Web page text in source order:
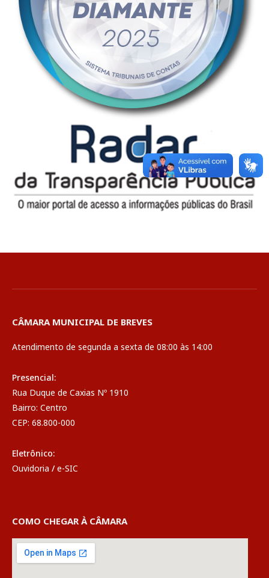
CÂMARA MUNICIPAL DE BREVES
Atendimento de segunda a sexta de 08:00 às 14:00
Presencial:
Rua Duque de Caxias Nº 1910
Bairro: Centro
CEP: 68.800-000
Eletrônico:
Ouvidoria / e-SIC
COMO CHEGAR À CÂMARA